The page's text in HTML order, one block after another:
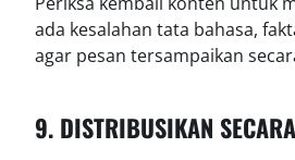
ada kesalahan tata bahasa,
agar pesan tersampaikan
9. DISTRIBUSIKAN